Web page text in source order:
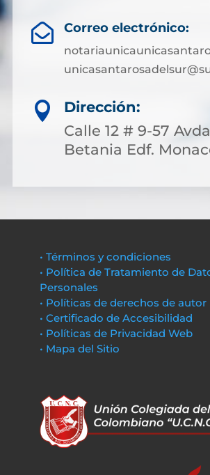
 Correo electrónico:

Dirección:
Calle 12 # 9-57
Betania Edf.
• Términos y condiciones
• Política de Tratamiento de
Personales
• Políticas de derechos de autor
• Certificado de Accesibilidad
• Políticas de Privacidad Web
• Mapa del Sitio